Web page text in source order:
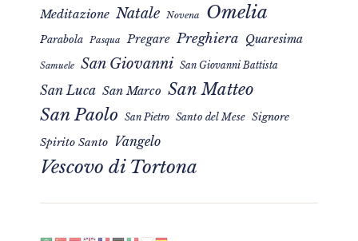
Meditazione Natale Novena Omelia
Parabola Pasqua Pregare Preghiera Quaresima
Samuele San Giovanni San Giovanni Battista
San Luca San Marco San Matteo
San Paolo San Pietro Santo del Mese Signore
Spirito Santo Vangelo
Vescovo di Tortona